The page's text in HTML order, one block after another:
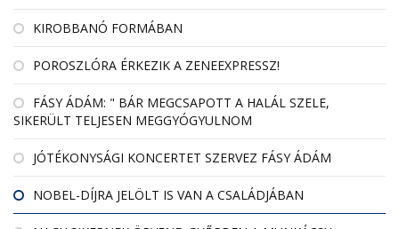
KIROBBANÓ FORMÁBAN
POROSZLÓRA ÉRKEZIK A ZENEEXPRESSZ!
FÁSY ÁDÁM: " BÁR MEGCSAPOTT A HALÁL SZELE,
SIKERÜLT TELJESEN MEGGYÓGYULNOM
JÓTÉKONYSÁGI KONCERTET SZERVEZ FÁSY ÁDÁM
NOBEL-DÍJRA JELÖLT IS VAN A CSALÁDJÁBAN